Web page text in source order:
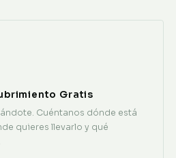
Gratis
Cuéntanos dónde está
quieres llevarlo y qué